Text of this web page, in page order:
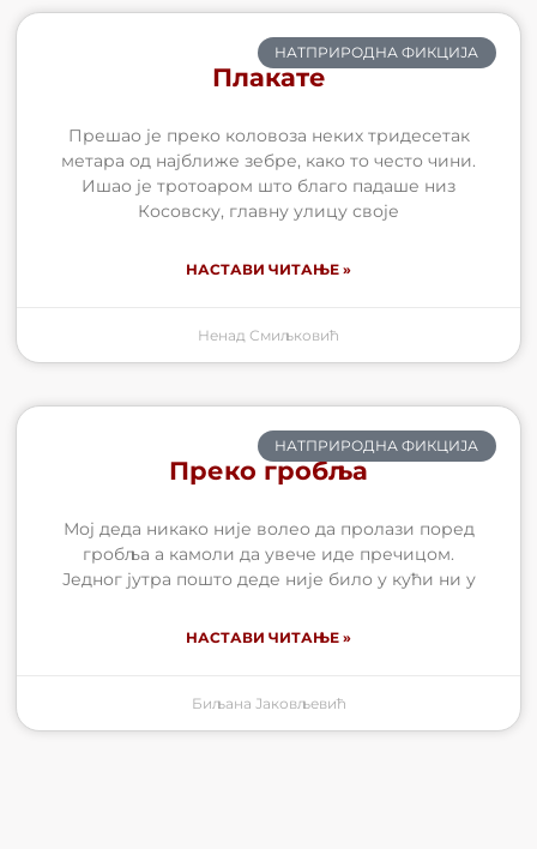
НАТПРИРОДНА ФИКЦИЈА
Плакате
Прешао је преко коловоза неких тридесетак
метара од најближе зебре, како то често чини.
Ишао је тротоаром што благо падаше низ
Косовску, главну улицу своје
НАСТАВИ ЧИТАЊЕ »
Ненад Смиљковић
НАТПРИРОДНА ФИКЦИЈА
Преко гробља
Мој деда никако није волео да пролази поред
гробља а камоли да увече иде пречицом.
Једног јутра пошто деде није било у кући ни у
НАСТАВИ ЧИТАЊЕ »
Биљана Јаковљевић